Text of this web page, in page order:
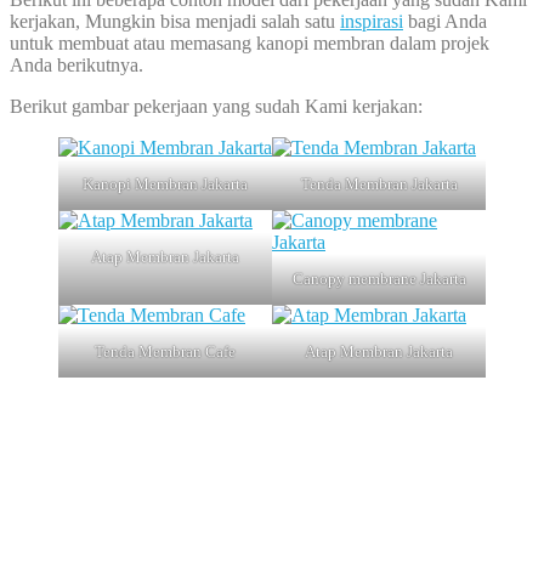
kerjakan, Mungkin bisa menjadi salah satu inspirasi bagi Anda
untuk membuat atau memasang kanopi membran dalam projek
Anda berikutnya.
Berikut gambar pekerjaan yang sudah Kami kerjakan:
Kanopi Membran Jakarta Tenda Membran Jakarta
Atap Membran Jakarta
Canopy membrane Jakarta
Tenda Membran Cafe Atap Membran Jakarta